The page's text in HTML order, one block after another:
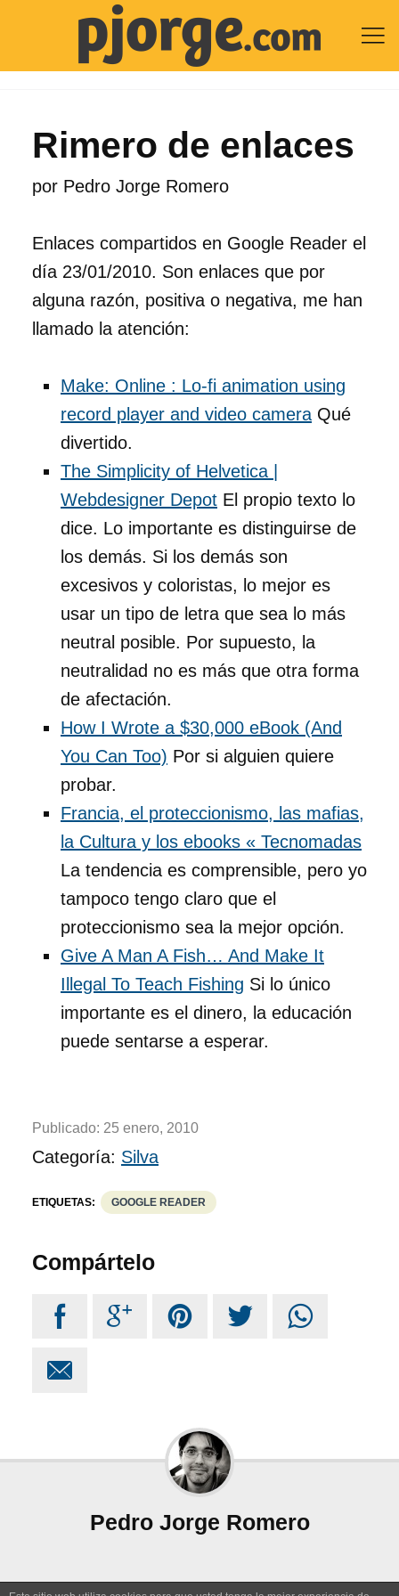

Rimero de enlaces
por Pedro Jorge Romero
Enlaces compartidos en Google Reader el
día 23/01/2010. Son enlaces que por
alguna razón, positiva o negativa, me han
llamado la atención:
Make: Online : Lo-fi animation using
record player and video camera Qué
divertido.
The Simplicity of Helvetica |
Webdesigner Depot El propio texto lo
dice. Lo importante es distinguirse de
los demás. Si los demás son
excesivos y coloristas, lo mejor es
usar un tipo de letra que sea lo más
neutral posible. Por supuesto, la
neutralidad no es más que otra forma
de afectación.
How I Wrote a $30,000 eBook (And
You Can Too) Por si alguien quiere
probar.
Francia, el proteccionismo, las mafias,
la Cultura y los ebooks « Tecnomadas
La tendencia es comprensible, pero yo
tampoco tengo claro que el
proteccionismo sea la mejor opción.
Give A Man A Fish… And Make It
Illegal To Teach Fishing Si lo único
importante es el dinero, la educación
puede sentarse a esperar.
Publicado: 25 enero, 2010
Categoría: Silva
ETIQUETAS: GOOGLE READER
Compártelo
    

Pedro Jorge Romero